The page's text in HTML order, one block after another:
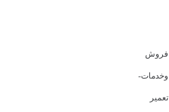
فروش
وخدمات-
تعمیر